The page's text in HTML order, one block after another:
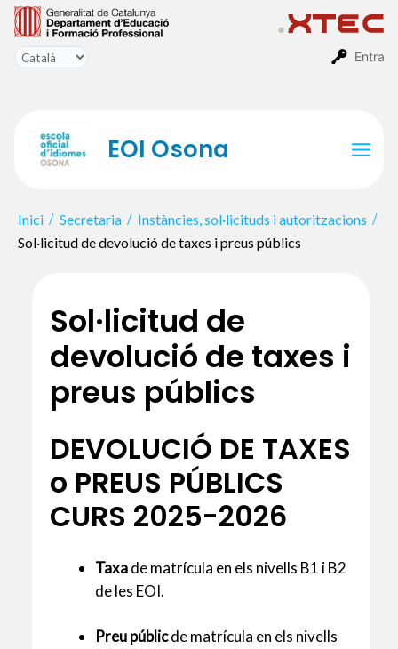
Entra
Vés
contingut
EOI Osona
Inici Secretaria
Instàncies, sol·licituds i autoritzacions
Sol·licitud de devolució de taxes i preus públics
Sol·licitud de
devolució de taxes i
preus públics
DEVOLUCIÓ DE TAXES
o PREUS PÚBLICS
CURS 2025-2026
Taxade matrícula en els nivells B1 i B2
de les EOI.
Preu públicde matrícula en els nivells